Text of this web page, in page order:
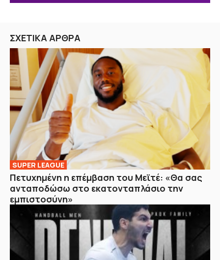
ΣΧΕΤΙΚΑ ΑΡΘΡΑ
SUPER LEAGUE
Πετυχημένη η επέμβαση του Μεϊτέ: «Θα σας
ανταποδώσω στο εκατονταπλάσιο την
εμπιστοσύνη»